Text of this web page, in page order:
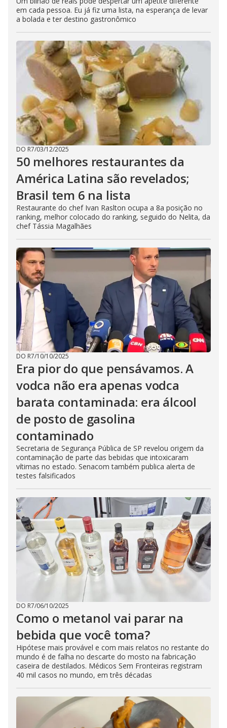
em cada pessoa. Eu já fiz uma lista, na esperança de levar
a bolada e ter destino gastronômico
DO R7/03/12/2025
50 melhores restaurantes da
América Latina são revelados;
Brasil tem 6 na lista
Restaurante do chef Ivan Raslton ocupa a 8a posição no
ranking, melhor colocado do ranking, seguido do Nelita, da
chef Tássia Magalhães
DO R7/10/10/2025
Era pior do que pensávamos. A
vodca não era apenas vodca
barata contaminada: era álcool
de posto de gasolina
contaminado
Secretaria de Segurança Pública de SP revelou origem da
contaminação de parte das bebidas que intoxicaram
vítimas no estado. Senacom também publica alerta de
testes falsificados
DO R7/06/10/2025
Como o metanol vai parar na
bebida que você toma?
Hipótese mais provável e com mais relatos no restante do
mundo é de falha no descarte do mosto na fabricação
caseira de destilados. Médicos Sem Fronteiras registram
40 mil casos no mundo, em três décadas